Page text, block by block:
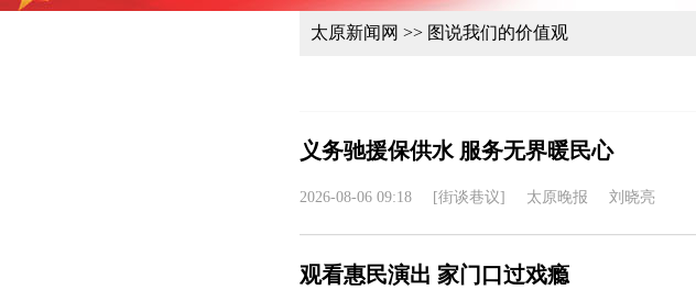
太原新闻网 >> 图说我们的价值观
义务驰援保供水 服务无界暖民心
2026-08-06 09:18 [街谈巷议] 太原晚报 刘晓亮
观看惠民演出 家门口过戏瘾